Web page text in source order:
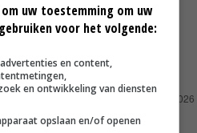
uw toestemming om uw
voor het volgende:
en content,
en ontwikkeling van diensten
opslaan en/of openen